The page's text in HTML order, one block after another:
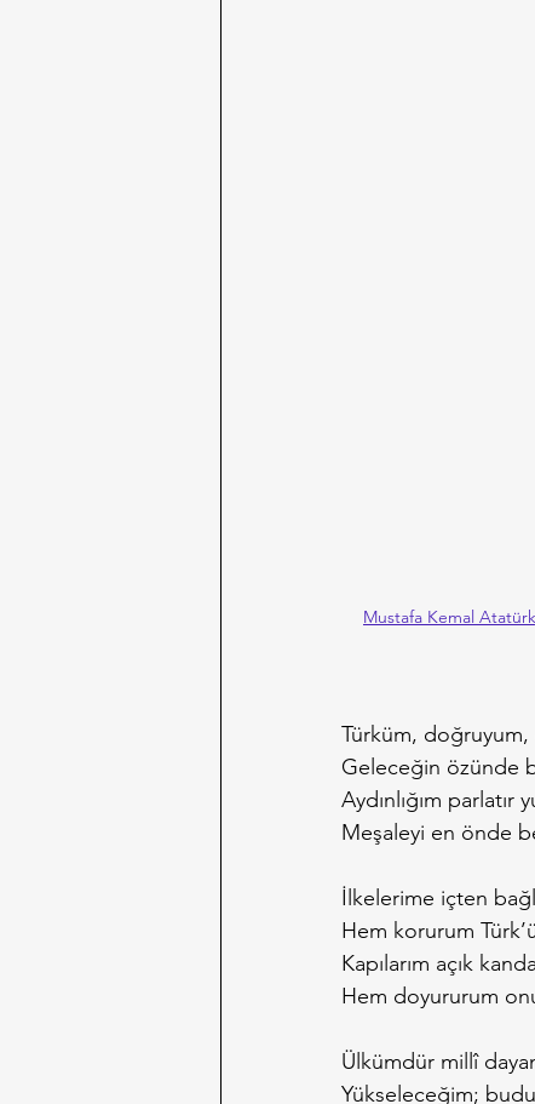
Mustafa Kemal
Türküm, doğruyum,
Geleceğin özünde
Aydınlığım parlatır
Meşaleyi en önde
İlkelerime içten
Hem korurum
Kapılarım açık
Hem doyururum
Ülkümdür millî
Yükseleceğim;